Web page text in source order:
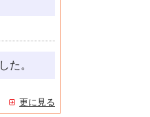
た。
更に見る